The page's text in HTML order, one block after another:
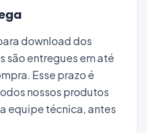
download dos
são entregues em até
Esse prazo é
nossos produtos
equipe técnica, antes